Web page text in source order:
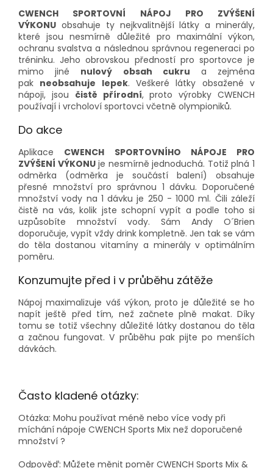
CWENCH
SPORTOVNÍ NÁPOJ PRO ZVÝŠENÍ
VÝKONU obsahuje ty nejkvalitnější látky a minerály,
které jsou nesmírně důležité pro maximální výkon,
ochranu svalstva a následnou správnou regeneraci po
tréninku. Jeho obrovskou předností pro sportovce je
mimo jiné
nulový obsah cukru
a zejména
pak neobsahuje lepek. Veškeré látky obsažené v
nápoji, jsou čistě přírodní, proto výrobky CWENCH
používají i vrcholoví sportovci včetně olympioniků.
Do akce
Aplikace CWENCH
SPORTOVNÍHO NÁPOJE PRO
ZVÝŠENÍ VÝKONU je nesmírně jednoduchá. Totiž plná 1
odměrka (odměrka je součástí balení) obsahuje
přesné množství pro správnou 1 dávku. Doporučené
množství vody na 1 dávku je 250 - 1000 ml. Čili záleží
čistě na vás, kolik jste schopní vypít a podle toho si
uzpůsobíte množství vody. Sám Andy O´Brien
doporučuje, vypít vždy drink kompletně. Jen tak se vám
do těla dostanou vitamíny a minerály v optimálním
poměru.
Konzumujte před i v průběhu zátěže
Nápoj maximalizuje váš výkon, proto je důležité se ho
napít ještě před tím, než začnete plně makat. Díky
tomu se totiž všechny důležité látky dostanou do těla
a začnou fungovat. V průběhu pak pijte po menších
dávkách.
Často kladené otázky:
Otázka: Mohu používat méně nebo více vody při
míchání nápoje CWENCH Sports Mix než doporučené
množství ?
Odpověď: Můžete měnit poměr CWENCH Sports Mix &